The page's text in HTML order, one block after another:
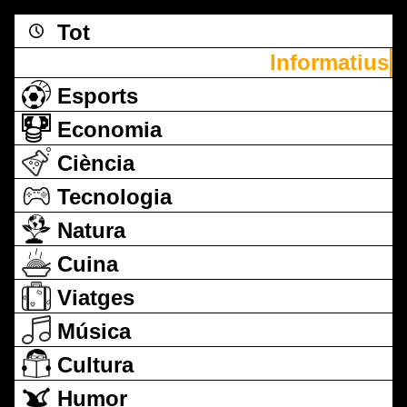
Tot
Informatius
Esports
Economia
Ciència
Tecnologia
Natura
Cuina
Viatges
Música
Cultura
Humor